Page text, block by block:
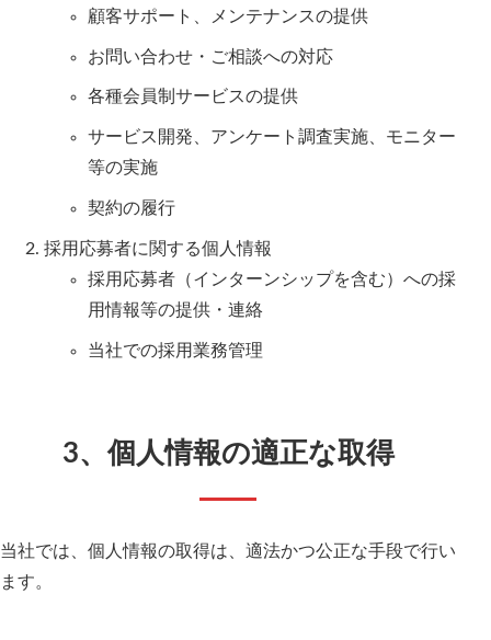
顧客サポート、メンテナンスの提供
お問い合わせ・ご相談への対応
各種会員制サービスの提供
サービス開発、アンケート調査実施、モニター
等の実施
契約の履行
採用応募者に関する個人情報
採用応募者（インターンシップを含む）への採
用情報等の提供・連絡
当社での採用業務管理
3、個人情報の適正な取得
当社では、個人情報の取得は、適法かつ公正な手段で行い
ます。